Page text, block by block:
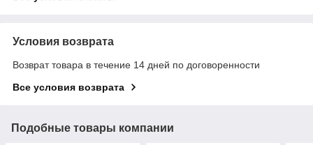
Условия возврата
Возврат товара в течение 14 дней по договоренности
Все условия возврата
Подобные товары компании